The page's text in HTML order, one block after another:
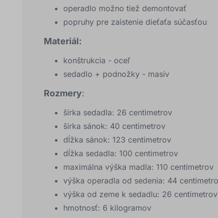
operadlo možno tiež demontovať
popruhy pre zaistenie dieťaťa súčasťou
Materiál:
konštrukcia - oceľ
sedadlo + podnožky - masív
Rozmery:
šírka sedadla: 26 centimetrov
šírka sánok: 40 centimetrov
dĺžka sánok: 123 centimetrov
dĺžka sedadla: 100 centimetrov
maximálna výška madla: 110 centimetrov
výška operadla od sedenia: 44
výška od zeme k sedadlu: 26 centimetrov
hmotnosť: 6 kilogramov